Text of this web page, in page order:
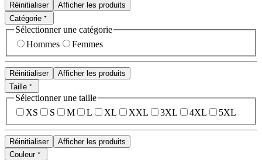
Réinitialiser
Afficher les produits
Catégorie
Sélectionner une catégorie
Hommes
Femmes
Réinitialiser
Afficher les produits
Taille
Sélectionner une taille
XS
S M L XL XXL 3XL 4XL 5XL
Réinitialiser
Afficher les produits
Couleur